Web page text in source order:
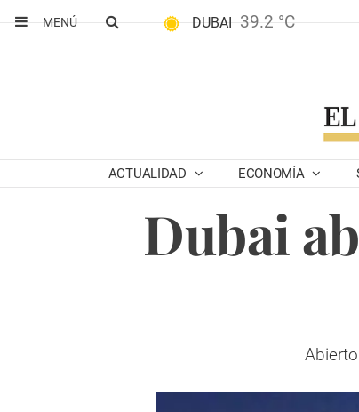
MENÚ
DUBAI 39.2 °C
ACTUALIDAD ECONOMÍA
Dubai